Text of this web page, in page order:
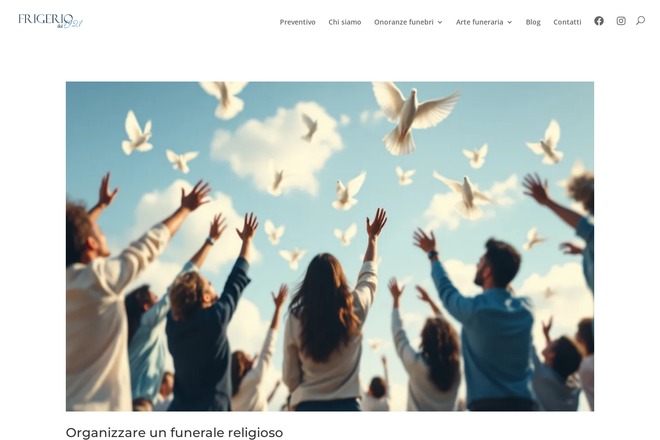
Preventivo Chi siamo Onoranze funebri Arte funeraria Blog Contatti
Organizzare un funerale religioso